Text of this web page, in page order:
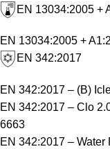
EN 13034:2005 +
EN 13034:2005 +
EN 342:2017
EN 342:2017 – (B)
EN 342:2017 – Clo
6663
EN 342:2017 – Water